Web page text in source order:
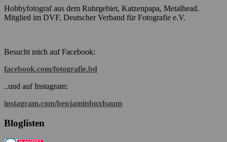
Hobbyfotograf aus dem Ruhrgebiet, Katzenpapa, Metalhead.
Mitglied im DVF, Deutscher Verband für Fotografie e.V.
Besucht mich auf Facebook:
facebook.com/fotografie.bd
..und auf Instagram:
instagram.com/benjaminbuxbaum
Bloglisten